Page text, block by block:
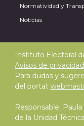
Normatividad y
Noticias
Instituto Electoral
Avisos de privacidad
Para dudas y
del portal:
Responsable:
de la Unidad